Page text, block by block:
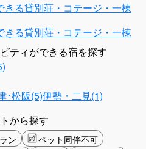
る貸別荘・コテージ・一棟
る貸別荘・コテージ・一棟
ティができる宿を探す
･松阪(5)伊勢・二見(1)
から探す
ン
ペット同伴不可